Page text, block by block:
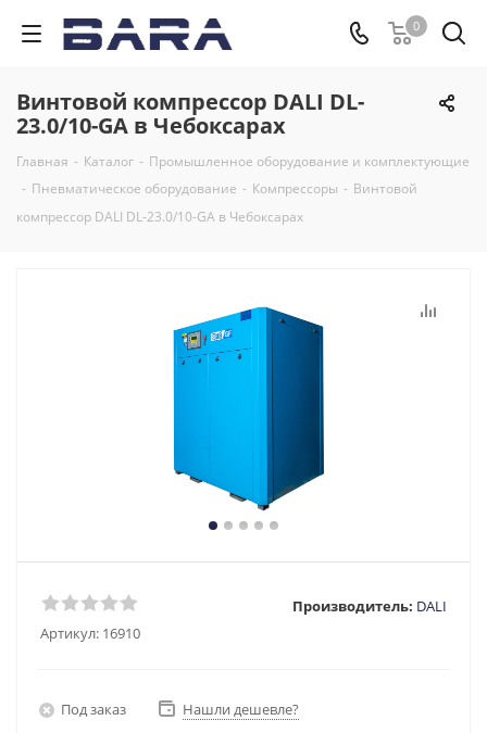
0
Винтовой компрессор DALI DL-
23.0/10-GA в Чебоксарах
Главная - Каталог - Промышленное оборудование и комплектующие
- Пневматическое оборудование - Компрессоры - Винтовой
компрессор DALI DL-23.0/10-GA в Чебоксарах
Артикул: 16910
Производитель: DALI
Под заказ Нашли дешевле?